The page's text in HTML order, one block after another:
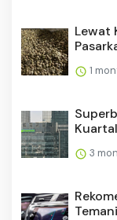
Lewat
1
3